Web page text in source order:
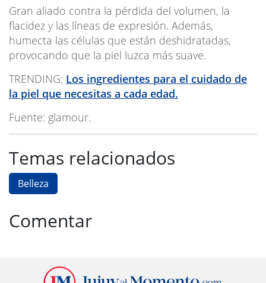
Gran aliado contra la pérdida del volumen, la
flacidez y las líneas de expresión. Además,
humecta las células que están deshidratadas,
provocando que la piel luzca más suave.
TRENDING: Los ingredientes para el cuidado de
la piel que necesitas a cada edad.
Fuente: glamour.
Temas relacionados
Belleza
Comentar